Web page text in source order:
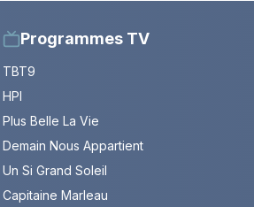
Programmes TV
TBT9
HPI
Plus Belle La Vie
Demain Nous Appartient
Un Si Grand Soleil
Capitaine Marleau